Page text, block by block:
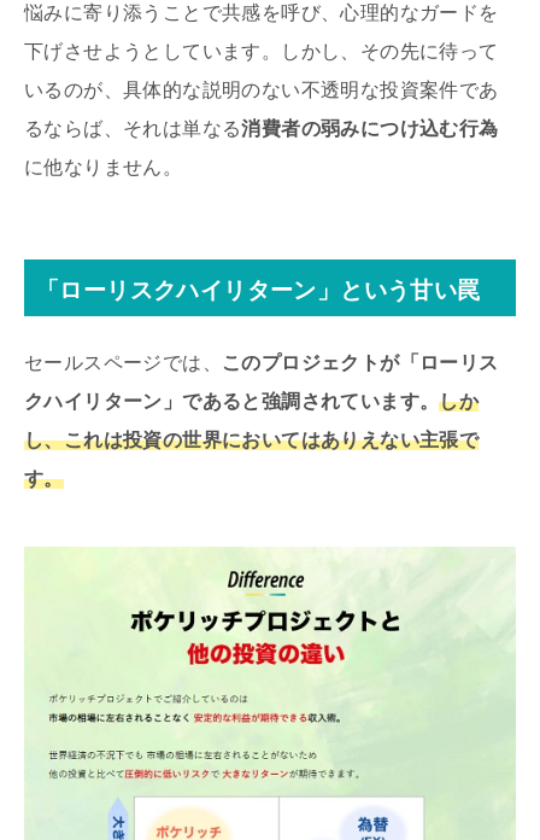
悩みに寄り添うことで共感を呼び、心理的なガードを
下げさせようとしています。しかし、その先に待って
いるのが、具体的な説明のない不透明な投資案件であ
るならば、それは単なる消費者の弱みにつけ込む行為
に他なりません。
「ローリスクハイリターン」という甘い罠
セールスページでは、
このプロジェクトが「ローリス
クハイリターン」であると強調されています。しか
し、これは投資の世界においてはありえない主張で
す。